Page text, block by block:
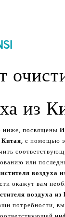
из
, с помощью
или
воздуха
окажут вам
воздуха из
потребности, вы